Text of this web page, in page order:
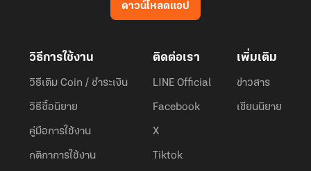
ดาวน์โหลดแอป
วิธีการใช้งาน
วิธีเติม Coin / ชำระเงิน
วิธีซื้อนิยาย
คู่มือการใช้งาน
กติกาการใช้งาน
ติดต่อเรา
LINE Official
Facebook
X
Tiktok
เพิ่มเติม
ข่าวสาร
เขียนนิยาย